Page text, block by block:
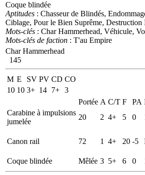
Coque blindée
Aptitudes : Chasseur de Blindés,
Ciblage, Pour le Bien Suprême, Destruction
Mots-clés : Char Hammerhead, Véhicule,
Mots-clés de faction : T'au Empire
Char Hammerhead
145
M E SV PV CD CO
10 10 3+ 14 7+ 3
Portée A C/T F PA
Carabine à impulsions
jumelée
20 2 4+ 5 0
Canon rail 72 1 4+ 20 -5
Coque blindée
Mêlée 3 5+ 6 0